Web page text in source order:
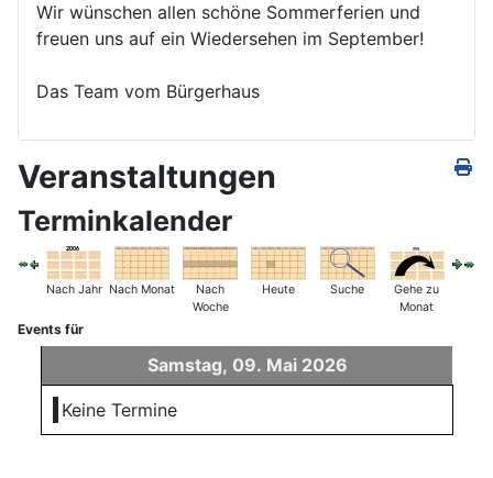
Wir wünschen allen schöne Sommerferien und
freuen uns auf ein Wiedersehen im September!
Das Team vom Bürgerhaus
Veranstaltungen
Terminkalender
Nach Jahr Nach Monat
Nach
Woche
Heute Suche
Gehe zu
Monat
Events für
Samstag, 09. Mai 2026
Keine Termine